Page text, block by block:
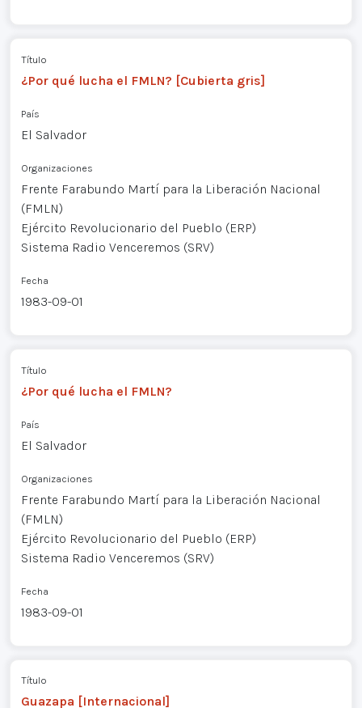
Título
¿Por qué lucha el FMLN? [Cubierta gris]
País
El Salvador
Organizaciones
Frente Farabundo Martí para la Liberación Nacional
(FMLN)
Ejército Revolucionario del Pueblo (ERP)
Sistema Radio Venceremos (SRV)
Fecha
1983-09-01
Título
¿Por qué lucha el FMLN?
País
El Salvador
Organizaciones
Frente Farabundo Martí para la Liberación Nacional
(FMLN)
Ejército Revolucionario del Pueblo (ERP)
Sistema Radio Venceremos (SRV)
Fecha
1983-09-01
Título
Guazapa [Internacional]